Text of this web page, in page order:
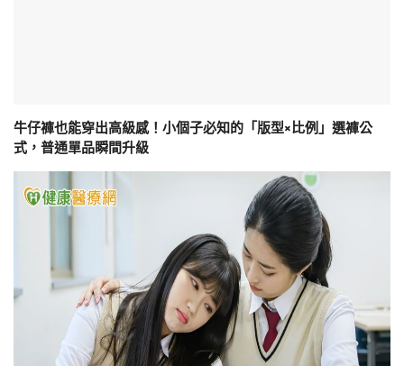
牛仔褲也能穿出高級感！小個子必知的「版型×比例」選褲公
式，普通單品瞬間升級